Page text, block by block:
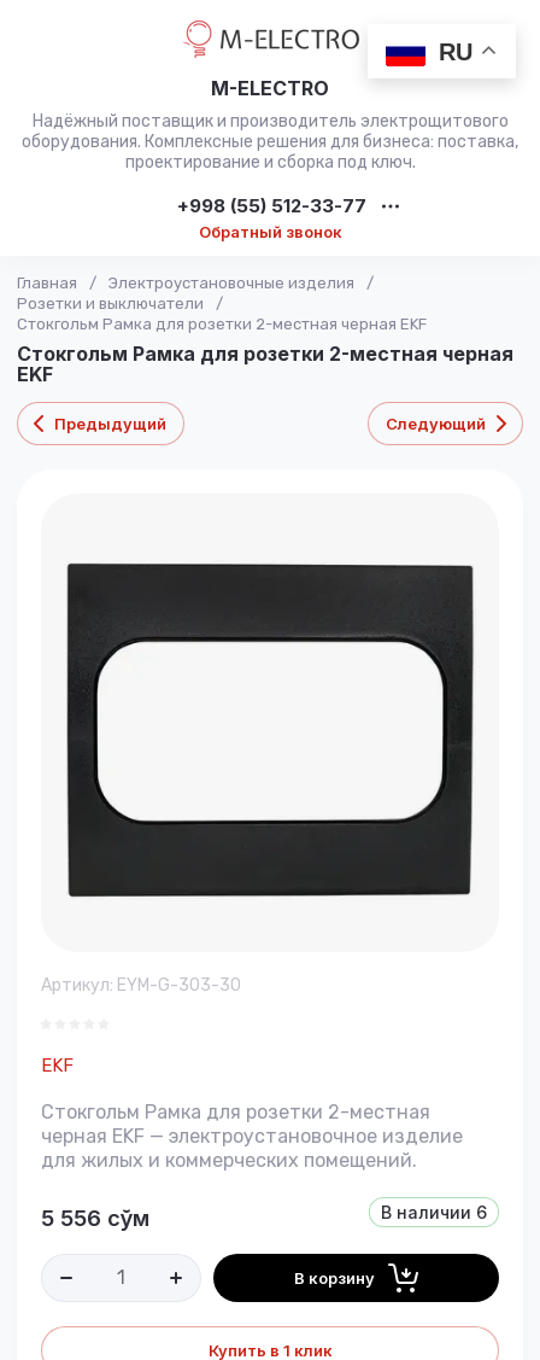
RU
M-ELECTRO
Надёжный поставщик и производитель электрощитового
оборудования. Комплексные решения для бизнеса: поставка,
проектирование и сборка под ключ.
+998 (55) 512-33-77
Обратный звонок
Главная / Электроустановочные изделия
/
Розетки и выключатели
/
Стокгольм Рамка для розетки 2-местная черная EKF
Стокгольм Рамка для розетки 2-местная черная
EKF
Предыдущий Следующий
Артикул: EYM-G-303-30
EKF
Стокгольм Рамка для розетки 2-местная
черная EKF — электроустановочное изделие
для жилых и коммерческих помещений.
В наличии 6
5 556 сўм
В корзину
Купить в 1 клик